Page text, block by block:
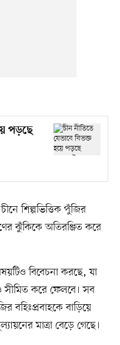
পড়ছে
শিল্পভিত্তিক পুঁজির
ঝুঁকিকে অতিরঞ্জিত করে
বিবেচনা করছে, যা
করে ফেলবে। সব
বহিঃপ্রবাহকে বাড়িয়ে
মাত্রা বেড়ে গেছে।